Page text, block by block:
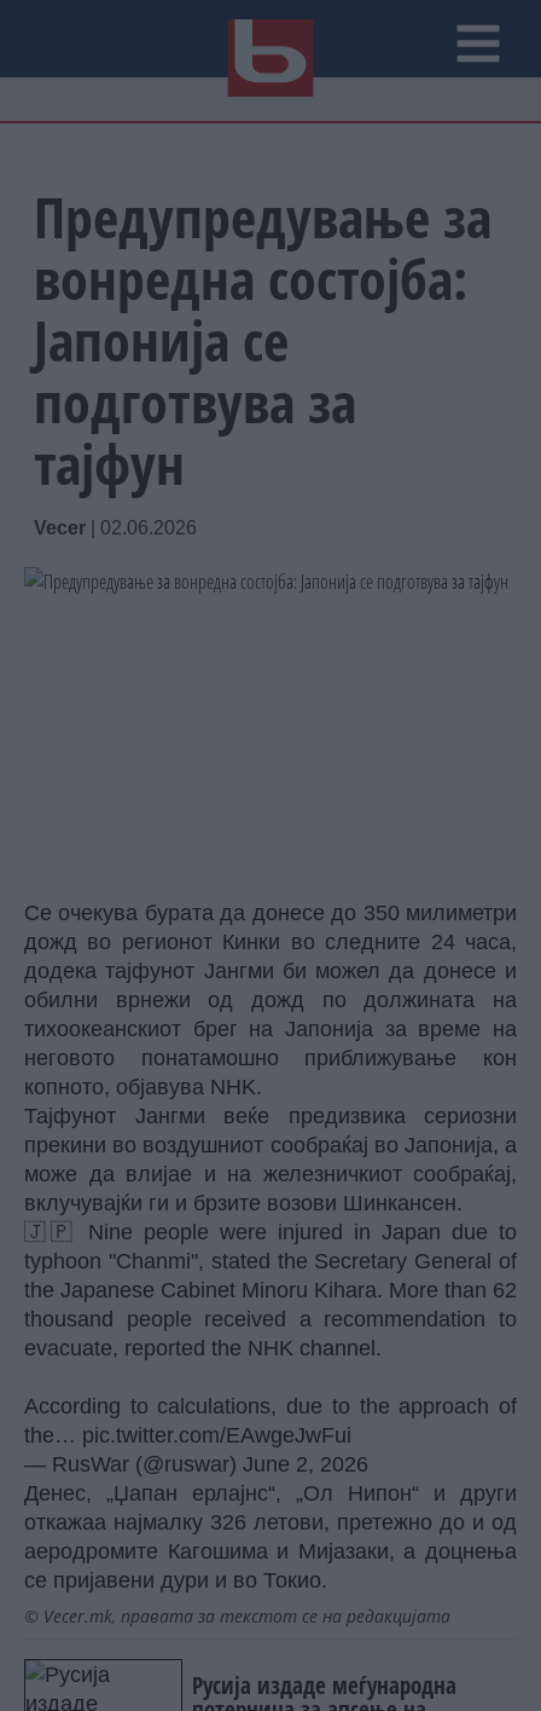
Предупредување за
вонредна состојба:
Јапонија се
подготвува за
тајфун
Vecer 02.06.2026
Се очекува бурата да донесе до 350 милиметри
дожд во регионот Кинки во следните 24 часа,
додека тајфунот Јангми би можел да донесе и
обилни врнежи од дожд по должината на
тихоокеанскиот брег на Јапонија за време на
неговото понатамошно приближување кон
копното, објавува NHK.
Тајфунот Јангми веќе предизвика сериозни
прекини во воздушниот сообраќај во Јапонија, а
може да влијае и на железничкиот сообраќај,
вклучувајќи ги и брзите возови Шинкансен.
🇯🇵 Nine people were injured in Japan due to
typhoon "Chanmi", stated the Secretary General of
the Japanese Cabinet Minoru Kihara. More than 62
thousand people received a recommendation to
evacuate, reported the NHK channel.
According to calculations, due to the approach of
the… pic.twitter.com/EAwgeJwFui
— RusWar (@ruswar) June 2, 2026
Денес, „Џапан ерлајнс“, „Ол Нипон“ и други
откажаа најмалку 326 летови, претежно до и од
аеродромите Кагошима и Мијазаки, а доцнења
се пријавени дури и во Токио.
© Vecer.mk, правата за текстот се на редакцијата
Русија издаде меѓународна